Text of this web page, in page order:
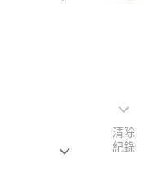
清除
紀錄